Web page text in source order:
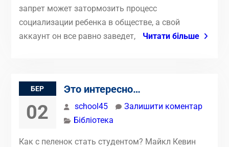
запрет может затормозить процесс
социализации ребенка в обществе, а свой
аккаунт он все равно заведет,
Читати більше
БЕР
02
Это интересно…
school45
Залишити коментар
Бібліотека
Как с пеленок стать студентом? Майкл Кевин